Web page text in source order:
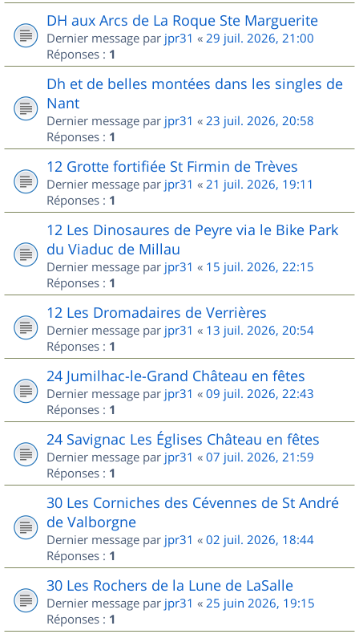
DH aux Arcs de La Roque Ste Marguerite
Dernier message par jpr31 « 29 juil. 2026, 21:00
Réponses : 1
Dh et de belles montées dans les singles de
Nant
Dernier message par jpr31 « 23 juil. 2026, 20:58
Réponses : 1
12 Grotte fortifiée St Firmin de Trèves
Dernier message par jpr31 « 21 juil. 2026, 19:11
Réponses : 1
12 Les Dinosaures de Peyre via le Bike Park
du Viaduc de Millau
Dernier message par jpr31 « 15 juil. 2026, 22:15
Réponses : 1
12 Les Dromadaires de Verrières
Dernier message par jpr31 « 13 juil. 2026, 20:54
Réponses : 1
24 Jumilhac-le-Grand Château en fêtes
Dernier message par jpr31 « 09 juil. 2026, 22:43
Réponses : 1
24 Savignac Les Églises Château en fêtes
Dernier message par jpr31 « 07 juil. 2026, 21:59
Réponses : 1
30 Les Corniches des Cévennes de St André
de Valborgne
Dernier message par jpr31 « 02 juil. 2026, 18:44
Réponses : 1
30 Les Rochers de la Lune de LaSalle
Dernier message par jpr31 « 25 juin 2026, 19:15
Réponses : 1